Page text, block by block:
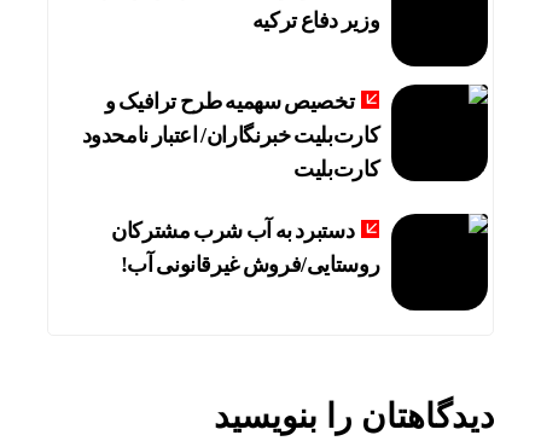
وزیر دفاع ترکیه
تخصیص سهمیه طرح ترافیک و
کارت‌بلیت خبرنگاران/ اعتبار نامحدود
کارت‌بلیت
دستبرد به آب شرب مشترکان
روستایی/فروش غیرقانونی آب!
دیدگاهتان را بنویسید